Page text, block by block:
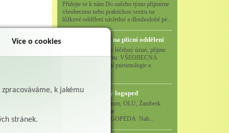
Přidejte se k nám Do našeho týmu přijmeme
všeobecnou nebo praktickou sestru na
lůžkové oddělení následné a dlouhodobé pé...
Všeobecná sestra na plicní oddělení
Albertinum, odborný léčebný ústav, přijme
do pracovního poměru: VŠEOBECNÁ
SESTRA na oddělení pneumologie a
Logoped/klinický logoped
Albertinum, OLÚ, Žamberk
přijme
KLINICKÉHO LOGOPEDA Nab...
Více o cookies
k jakému
stránek.